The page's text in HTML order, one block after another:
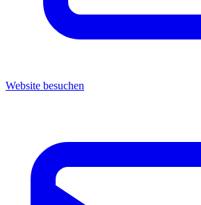
Website besuchen